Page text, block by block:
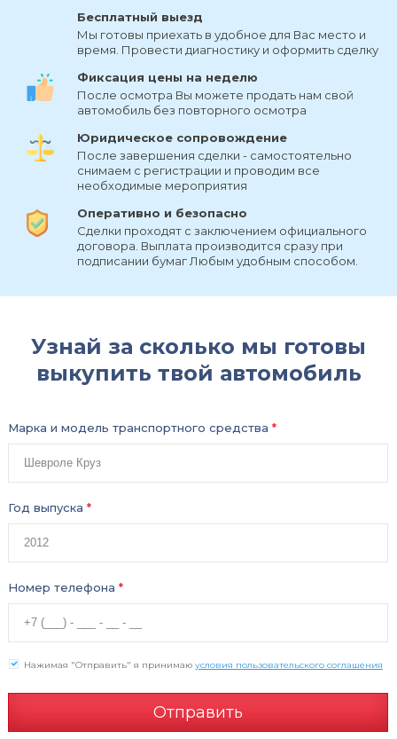
Бесплатный выезд
Мы готовы приехать в удобное для Вас место и
время. Провести диагностику и оформить сделку
Фиксация цены на неделю
После осмотра Вы можете продать нам свой
автомобиль без повторного осмотра
Юридическое сопровождение
После завершения сделки - самостоятельно
снимаем с регистрации и проводим все
необходимые мероприятия
Оперативно и безопасно
Сделки проходят с заключением официального
договора. Выплата производится сразу при
подписании бумаг Любым удобным способом.
Узнай за сколько мы готовы
выкупить твой автомобиль
Марка и модель транспортного средства *
Год выпуска *
Номер телефона *
Отправить
Нажимая "Отправить" я принимаю условия пользовательского соглашения